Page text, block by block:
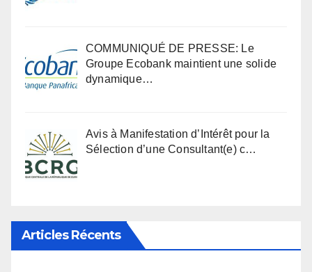
COMMUNIQUÉ DE PRESSE: Le
Groupe Ecobank maintient une solide
dynamique…
Avis à Manifestation d’Intérêt pour la
Sélection d’une Consultant(e) c…
Articles Récents